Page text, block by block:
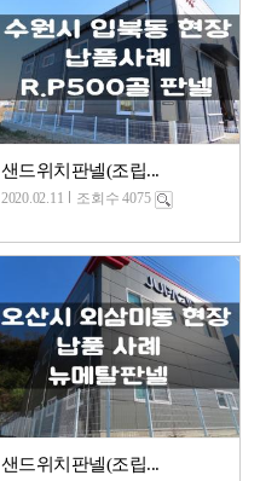
샌드위치판넬(조립...
2020.02.11 조회수 4075
샌드위치판넬(조립...